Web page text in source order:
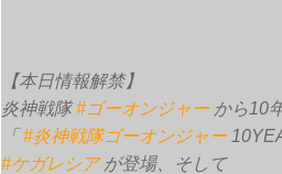
【本日情報解禁】
炎神戦隊#ゴーオンジャーから10年
「 #炎神戦隊ゴーオンジャー
#ケガレシアが登場、そして